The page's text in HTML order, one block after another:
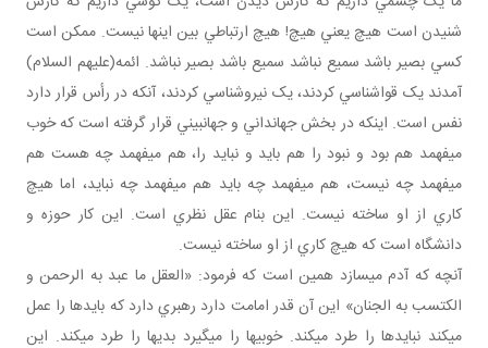
شنيدن است هيچ يعني هيچ! هيچ ارتباطي بين اينها نيست. ممکن است
کسي بصير باشد سميع نباشد سميع باشد بصير نباشد. ائمه(عليهم السلام)
آمدند يک قواشناسي کردند، يک نيروشناسي کردند، آنکه در رأس قرار دارد
نفس است. اينکه در بخش جهان داني و جهان بيني قرار گرفته است که خوب
مي فهمد هم بود و نبود را هم بايد و نبايد را، هم مي فهمد چه هست هم
مي فهمد چه نيست، هم مي فهمد چه بايد هم مي فهمد چه نبايد، اما هيچ
کاري از او ساخته نيست. اين بنام عقل نظري است. اين کار حوزه و
دانشگاه است که هيچ کاري از او ساخته نيست.
آنچه که آدم مي سازد همين است که فرمود: «العقل ما عبد به الرحمن و
الکتسب به الجنان» اين آن قدر امامت دارد رهبري دارد که بايدها را عمل
مي کند نبايدها را طرد مي کند. خوبي ها را مي گيرد بدي ها را طرد مي کند. اين